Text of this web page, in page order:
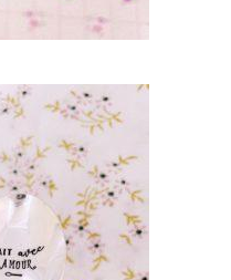
VINTAGE :